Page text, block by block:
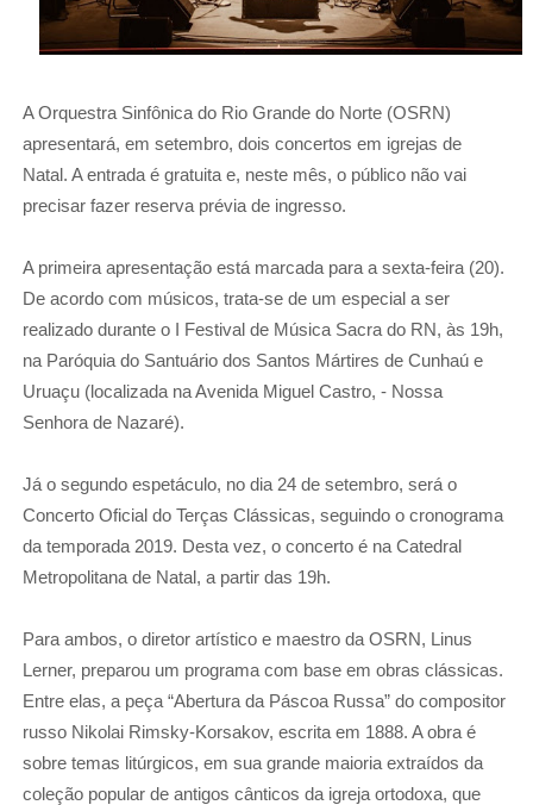
A Orquestra Sinfônica do Rio Grande do Norte (OSRN)
apresentará, em setembro, dois concertos em igrejas de
Natal. A entrada é gratuita e, neste mês, o público não vai
precisar fazer reserva prévia de ingresso.
A primeira apresentação está marcada para a sexta-feira (20).
De acordo com músicos, trata-se de um especial a ser
realizado durante o I Festival de Música Sacra do RN, às 19h,
na Paróquia do Santuário dos Santos Mártires de Cunhaú e
Uruaçu (localizada na Avenida Miguel Castro, - Nossa
Senhora de Nazaré).
Já o segundo espetáculo, no dia 24 de setembro, será o
Concerto Oficial do Terças Clássicas, seguindo o cronograma
da temporada 2019. Desta vez, o concerto é na Catedral
Metropolitana de Natal, a partir das 19h.
Para ambos, o diretor artístico e maestro da OSRN, Linus
Lerner, preparou um programa com base em obras clássicas.
Entre elas, a peça “Abertura da Páscoa Russa” do compositor
russo Nikolai Rimsky-Korsakov, escrita em 1888. A obra é
sobre temas litúrgicos, em sua grande maioria extraídos da
coleção popular de antigos cânticos da igreja ortodoxa, que